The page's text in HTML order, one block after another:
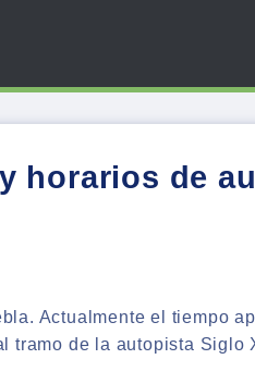
horarios de
Actualmente el tiempo
tramo de la autopista Siglo